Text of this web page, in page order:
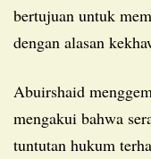
bertujuan untuk
dengan alasan
Abuirshaid menggemakan komentar Miller. Dia
mengakui bahwa
tuntutan hukum